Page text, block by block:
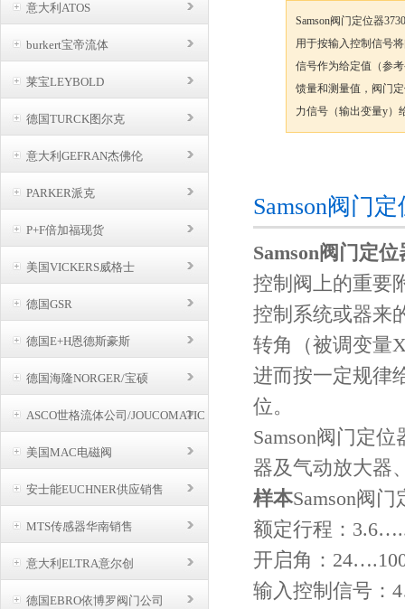
意大利ATOS
burkert宝帝流体
莱宝LEYBOLD
德国TURCK图尔克
意大利GEFRAN杰佛伦
PARKER派克
P+F倍加福现货
美国VICKERS威格士
德国GSR
德国E+H恩德斯豪斯
德国海隆NORGER/宝硕
BUSCHJOST
ASCO世格流体公司/JOUCOMATIC
美国MAC电磁阀
安士能EUCHNER供应销售
MTS传感器华南销售
意大利ELTRA意尔创
德国EBRO依博罗阀门公司
Samson阀门定位器
用于按输入控制信号
信号作为给定值（参
馈量和测量值，阀门
力信号（输出变量y）
Samson阀门
Samson阀门定
控制阀上的重要
控制系统或器来
转角（被调变量
进而按一定规律
位。
Samson阀门定
器及气动放大器
样本Samson阀
额定行程：
开启角：
输入控制信号：